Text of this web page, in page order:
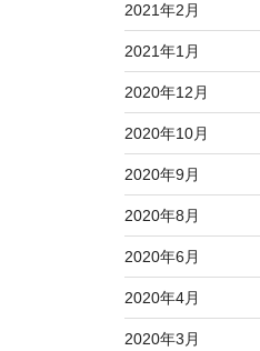
2021年2月
2021年1月
2020年12月
2020年10月
2020年9月
2020年8月
2020年6月
2020年4月
2020年3月